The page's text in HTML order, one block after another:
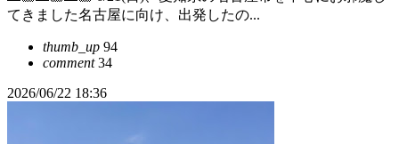
てきました名古屋に向け、出発したの...
thumb_up 94
comment34
2026/06/22 18:36